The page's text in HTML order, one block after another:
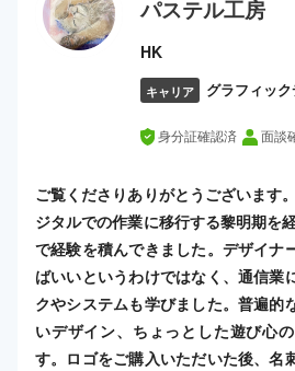
パステル工房
HK
キャリア グラフィッ
身分証確認済 面談
ご覧くださりありがとうございます
ジタルでの作業に移行する黎明期を
で経験を積んできました。デザイナ
ばいいというわけではなく、通信業
クやシステムも学びました。普遍的
いデザイン、ちょっとした遊び心
す。ロゴをご購入いただいた後、名